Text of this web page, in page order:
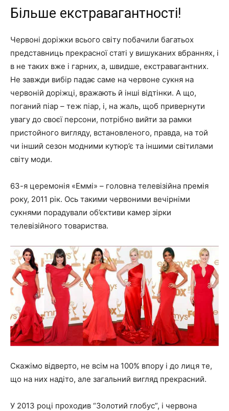
Більше екстравагантності!
Червоні доріжки всього світу побачили багатьох
представниць прекрасної статі у вишуканих вбраннях, і
в не таких вже і гарних, а, швидше, екстравагантних.
Не завжди вибір падає саме на червоне сукня на
червоній доріжці, вражають й інші відтінки. А що,
поганий піар – теж піар, і, на жаль, щоб привернути
увагу до своєї персони, потрібно вийти за рамки
пристойного вигляду, встановленого, правда, на той
чи інший сезон модними кутюр’є та іншими світилами
світу моди.
63-я церемонія «Еммі» – головна телевізійна премія
року, 2011 рік. Ось такими червоними вечірніми
сукнями порадували об’єктиви камер зірки
телевізійного товариства.
Скажімо відверто, не всім на 100% впору і до лиця те,
що на них надіто, але загальний вигляд прекрасний.
У 2013 році проходив “Золотий глобус”, і червона